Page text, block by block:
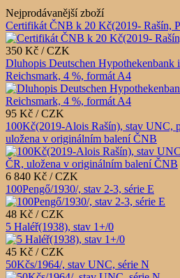
Nejprodávanější zboží
Certifikát ČNB k 20 Kč(2019- Rašín,
350 Kč / CZK
Dluhopis Deutschen Hypothekenbank
Reichsmark, 4 %, formát A4
95 Kč / CZK
100Kč(2019-Alois Rašín), stav UNC,
uložena v originálním balení ČNB
6 840 Kč / CZK
100Pengő/1930/, stav 2-3, série E
48 Kč / CZK
5 Haléř(1938), stav 1+/0
45 Kč / CZK
50Kčs/1964/, stav UNC, série N